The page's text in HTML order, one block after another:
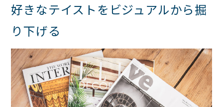
好きなテイストをビジュアルから掘
り下げる